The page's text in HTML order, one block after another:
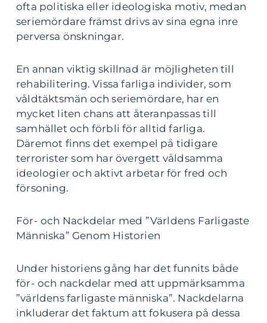
ofta politiska eller ideologiska motiv, medan
seriemördare främst drivs av sina egna inre
perversa önskningar.
En annan viktig skillnad är möjligheten till
rehabilitering. Vissa farliga individer, som
våldtäktsmän och seriemördare, har en
mycket liten chans att återanpassas till
samhället och förbli för alltid farliga.
Däremot finns det exempel på tidigare
terrorister som har övergett våldsamma
ideologier och aktivt arbetar för fred och
försoning.
För- och Nackdelar med ”Världens Farligaste
Människa” Genom Historien
Under historiens gång har det funnits både
för- och nackdelar med att uppmärksamma
”världens farligaste människa”. Nackdelarna
inkluderar det faktum att fokusera på dessa